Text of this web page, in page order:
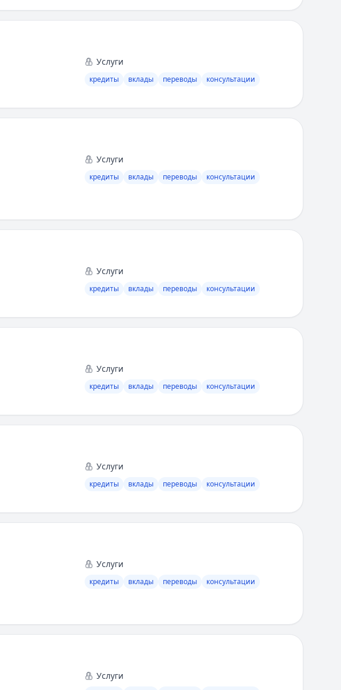
Услуги
кредиты вклады переводы консультации
Услуги
кредиты вклады переводы консультации
Услуги
кредиты вклады переводы консультации
Услуги
кредиты вклады переводы консультации
Услуги
кредиты вклады переводы консультации
Услуги
кредиты вклады переводы консультации
Услуги